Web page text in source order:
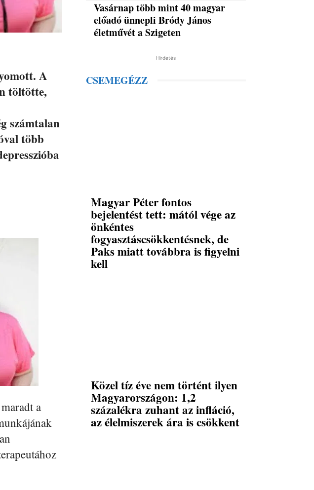
A
töltötte,
számtalan
több
a
Vasárnap több mint 40 magyar
előadó ünnepli Bródy János
életművét a Szigeten
Hirdetés
CSEMEGÉZZ
Magyar Péter fontos
bejelentést tett: mától vége az
önkéntes
fogyasztáscsökkentésnek, de
Paks miatt továbbra is figyelni
kell
Közel tíz éve nem történt ilyen
Magyarországon: 1,2
százalékra zuhant az infláció,
az élelmiszerek ára is csökkent